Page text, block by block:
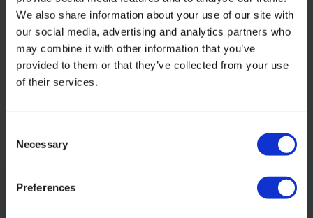
We also share information about your use of our site with
our social media, advertising and analytics partners who
may combine it with other information that you’ve
provided to them or that they’ve collected from your use
of their services.
Selection
Necessary
Preferences
Productomschrijving
Specificaties